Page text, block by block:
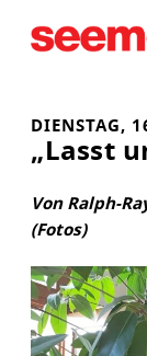
Inhalt
DIENSTAG,
„Lasst
Von Ralph-
(Fotos)